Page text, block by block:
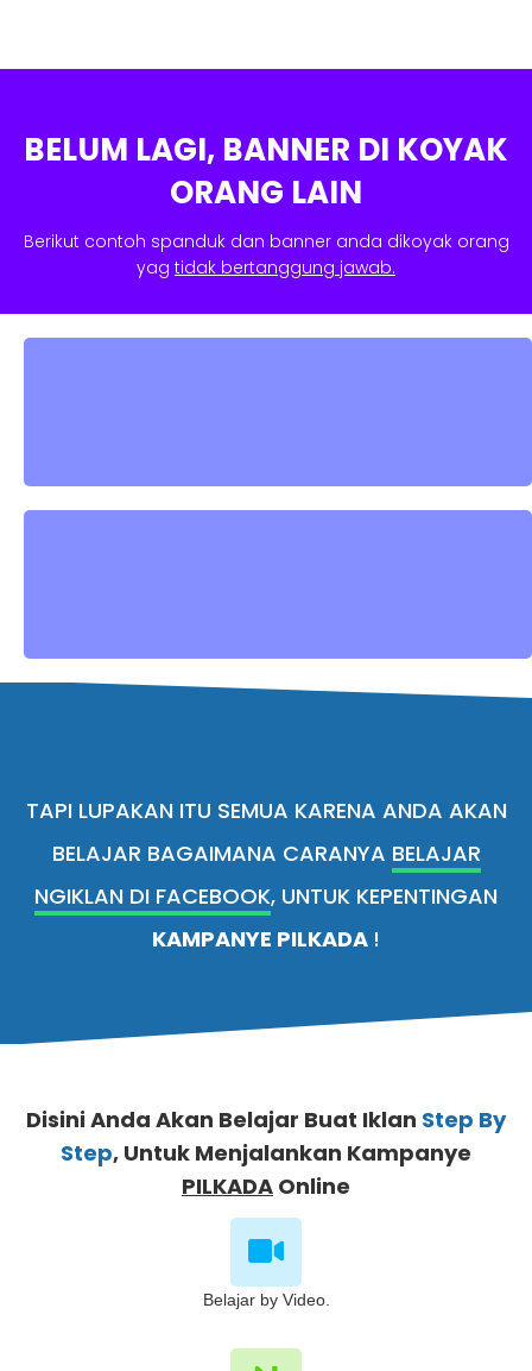
BELUM LAGI, BANNER DI KOYAK
ORANG LAIN
Berikut contoh spanduk dan banner anda dikoyak orang
yag tidak bertanggung jawab.
TAPI LUPAKAN ITU SEMUA KARENA ANDA AKAN
BELAJAR BAGAIMANA CARANYA BELAJAR
NGIKLAN DI FACEBOOK, UNTUK KEPENTINGAN
KAMPANYE PILKADA !
Disini Anda Akan Belajar Buat Iklan Step By
Step, Untuk Menjalankan Kampanye
PILKADA Online
Belajar by Video.